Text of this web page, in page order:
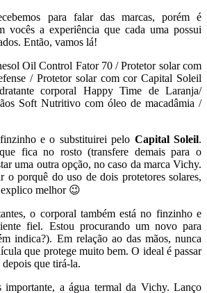
para falar das marcas, porém é
vocês a experiência que cada uma possui
Então, vamos lá!
Oil Control Fator 70 / Protetor solar com
/ Protetor solar com cor Capital Soleil
corporal Happy Time de Laranja/
Soft Nutritivo com óleo de macadâmia /
e o substituirei pelo Capital Soleil.
fica no rosto (transfere demais para o
uma outra opção, no caso da marca Vichy.
o porquê do uso de dois protetores solares,
melhor 😉
o corporal também está no finzinho e
fiel. Estou procurando um novo para
indica?). Em relação ao das mãos, nunca
que protege muito bem. O ideal é passar
que tirá-la.
a água termal da Vichy. Lanço